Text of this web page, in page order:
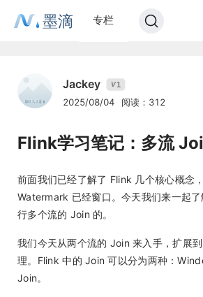
墨滴 专栏
Jackey V1
2025/08/04 阅读：312
Flink学习笔记：多流
前面我们已经了解了 Flink 几个核心概念
Watermark 已经窗口。今天我们来一起
行多个流的 Join 的。
我们今天从两个流的 Join 来入手，扩展
理。Flink 中的 Join 可以分为两种：
Join。